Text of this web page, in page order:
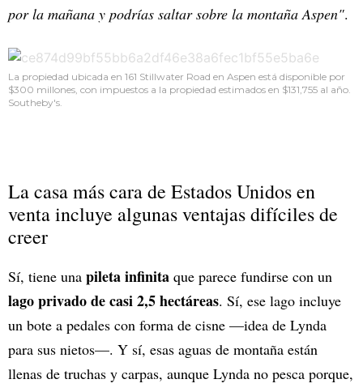
por la mañana y podrías saltar sobre la montaña Aspen".
La propiedad ubicada en 161 Stillwater Road en Aspen está disponible por
$300 millones, con impuestos a la propiedad estimados en $131,755 al año.
Southeby's.
La casa más cara de Estados Unidos en
venta incluye algunas ventajas difíciles de
creer
Sí, tiene una pileta infinita que parece fundirse con un
lago privado de casi 2,5 hectáreas. Sí, ese lago incluye
un bote a pedales con forma de cisne —idea de Lynda
para sus nietos—. Y sí, esas aguas de montaña están
llenas de truchas y carpas, aunque Lynda no pesca porque,